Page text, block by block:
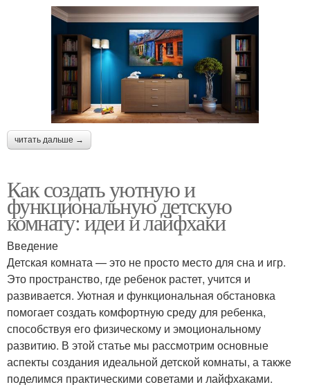
читать дальше →
Как создать уютную и
функциональную детскую
комнату: идеи и лайфхаки
Введение
Детская комната — это не просто место для сна и игр.
Это пространство, где ребенок растет, учится и
развивается. Уютная и функциональная обстановка
помогает создать комфортную среду для ребенка,
способствуя его физическому и эмоциональному
развитию. В этой статье мы рассмотрим основные
аспекты создания идеальной детской комнаты, а также
поделимся практическими советами и лайфхаками.